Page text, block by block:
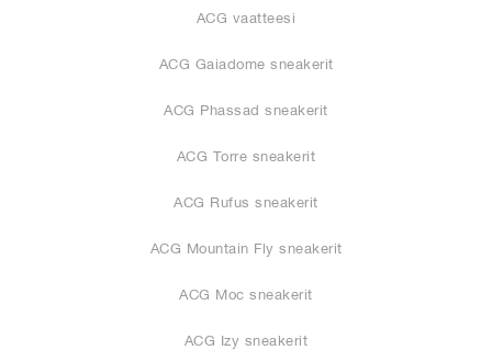
ACG vaatteesi
ACG Gaiadome sneakerit
ACG Phassad sneakerit
ACG Torre sneakerit
ACG Rufus sneakerit
ACG Mountain Fly sneakerit
ACG Moc sneakerit
ACG Izy sneakerit